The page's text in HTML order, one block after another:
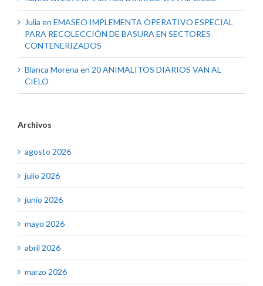
Julia en EMASEO IMPLEMENTA OPERATIVO ESPECIAL
PARA RECOLECCIÓN DE BASURA EN SECTORES
CONTENERIZADOS
Blanca Morena en 20 ANIMALITOS DIARIOS VAN AL
CIELO
Archivos
agosto 2026
julio 2026
junio 2026
mayo 2026
abril 2026
marzo 2026